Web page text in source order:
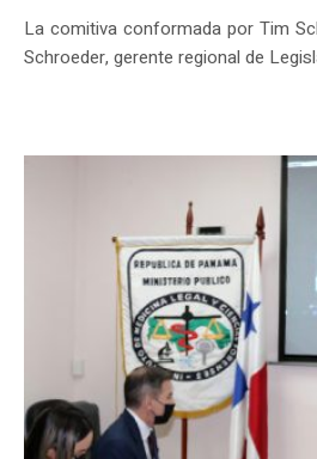
La comitiva conformada por Tim
Schroeder, gerente regional de